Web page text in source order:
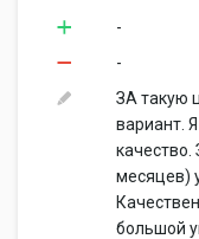
-
-
ЗА такую
вариант.
качество.
месяцев)
большой